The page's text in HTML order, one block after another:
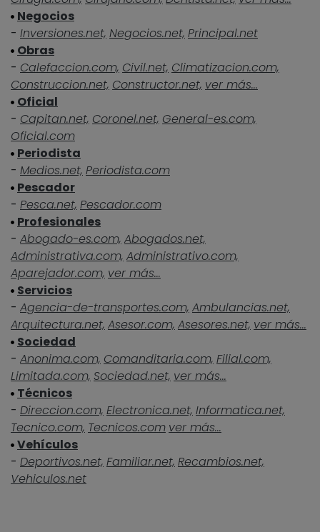
Negocios
- Inversiones.net, Negocios.net, Principal.net
Obras
- Calefaccion.com, Civil.net, Climatizacion.com,
Construccion.net, Constructor.net, ver más...
Oficial
- Capitan.net, Coronel.net, General-es.com,
Oficial.com
Periodista
- Medios.net, Periodista.com
Pescador
- Pesca.net, Pescador.com
Profesionales
- Abogado-es.com, Abogados.net,
Administrativa.com, Administrativo.com,
Aparejador.com, ver más...
Servicios
- Agencia-de-transportes.com, Ambulancias.net,
Arquitectura.net, Asesor.com, Asesores.net, ver más...
Sociedad
- Anonima.com, Comanditaria.com, Filial.com,
Limitada.com, Sociedad.net, ver más...
Técnicos
- Direccion.com, Electronica.net, Informatica.net,
Tecnico.com, Tecnicos.com ver más...
Vehículos
- Deportivos.net, Familiar.net, Recambios.net,
Vehiculos.net